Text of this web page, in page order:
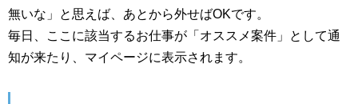
無いな」と思えば、あとから外せばOKです。
毎日、ここに該当するお仕事が「オススメ案件」として通
知が来たり、マイページに表示されます。